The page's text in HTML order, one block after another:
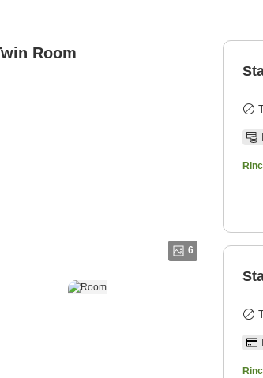
Room
6